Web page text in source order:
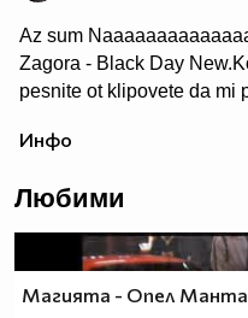
Az sum
Zagora - Black Day
pesnite ot klipovete da mi
Инфо
Любими
Магията - Опел Манта